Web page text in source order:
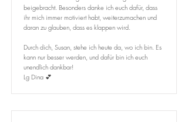
beigebracht. Besonders danke ich euch dafür, dass
ihr mich immer motiviert habt, weiterzumachen und
daran zu glauben, dass es klappen wird.
Durch dich, Susan, stehe ich heute da, wo ich bin. Es
kann nur besser werden, und dafür bin ich euch
unendlich dankbar!
Lg Dina 💕